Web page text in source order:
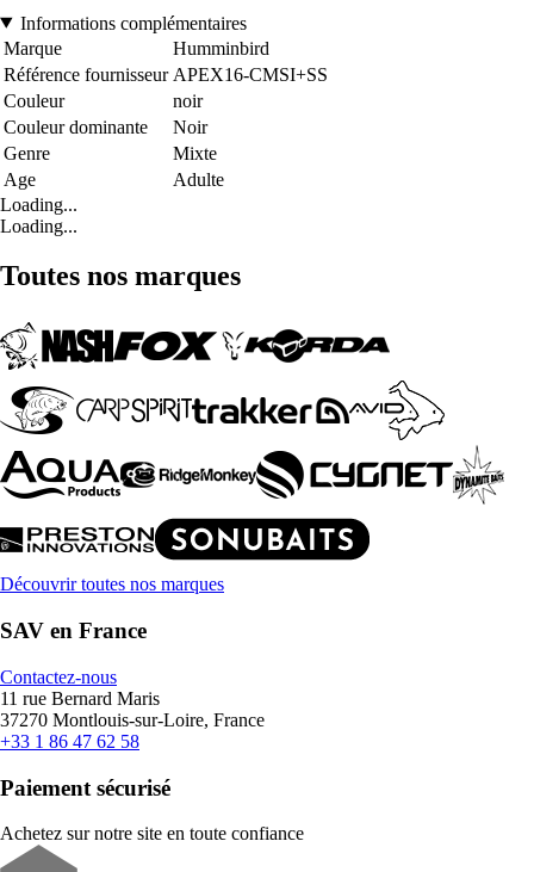
Informations complémentaires
Marque
Humminbird
Référence fournisseur APEX16-CMSI+SS
Couleur
noir
Couleur dominante
Noir
Genre
Mixte
Age
Adulte
Loading...
Loading...
Toutes nos marques
Découvrir toutes nos marques
SAV en France
Contactez-nous
11 rue Bernard Maris
37270 Montlouis-sur-Loire, France
+33 1 86 47 62 58
Paiement sécurisé
Achetez sur notre site en toute confiance